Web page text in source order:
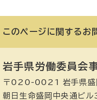
このページに関する お
岩手県労働委員会
〒020-0021 岩手県
朝日生命盛岡中央通ビル